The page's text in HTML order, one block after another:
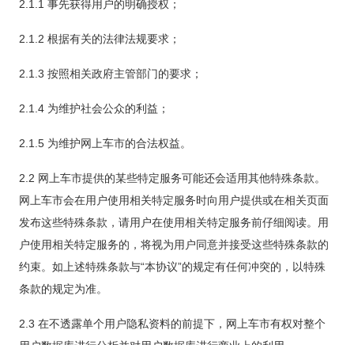
2.1.1 事先获得用户的明确授权；
2.1.2 根据有关的法律法规要求；
2.1.3 按照相关政府主管部门的要求；
2.1.4 为维护社会公众的利益；
2.1.5 为维护网上车市的合法权益。
2.2 网上车市提供的某些特定服务可能还会适用其他特殊条款。
网上车市会在用户使用相关特定服务时向用户提供或在相关页面
发布这些特殊条款，请用户在使用相关特定服务前仔细阅读。用
户使用相关特定服务的，将视为用户同意并接受这些特殊条款的
约束。如上述特殊条款与“本协议”的规定有任何冲突的，以特殊
条款的规定为准。
2.3 在不透露单个用户隐私资料的前提下，网上车市有权对整个